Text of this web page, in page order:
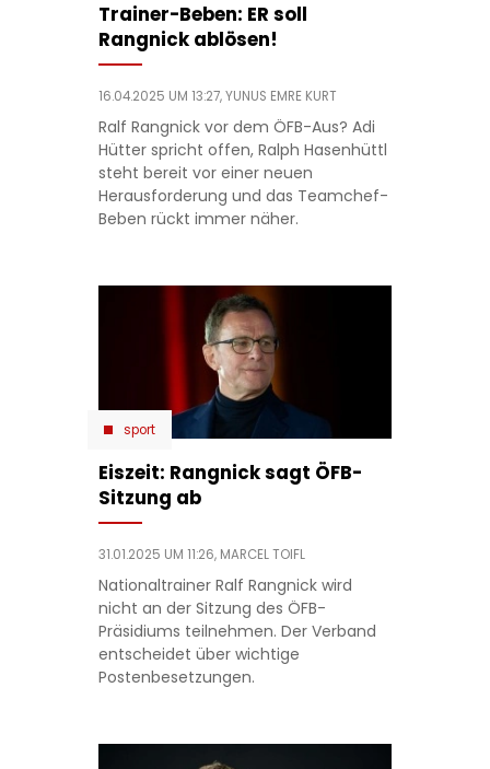
Trainer-Beben: ER soll
Rangnick ablösen!
16.04.2025 UM 13:27,YUNUS EMRE KURT
Ralf Rangnick vor dem ÖFB-Aus? Adi
Hütter spricht offen, Ralph Hasenhüttl
steht bereit vor einer neuen
Herausforderung und das Teamchef-
Beben rückt immer näher.
sport
Eiszeit: Rangnick sagt ÖFB-
Sitzung ab
31.01.2025 UM 11:26, MARCEL TOIFL
Nationaltrainer Ralf Rangnick wird
nicht an der Sitzung des ÖFB-
Präsidiums teilnehmen. Der Verband
entscheidet über wichtige
Postenbesetzungen.